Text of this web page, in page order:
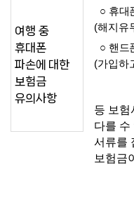
○ 휴대
(해지유
○ 핸드
(가입하
등 보험
다를 수
서류를
보험금
여행 중
휴대폰
파손에 대한
보험금
유의사항